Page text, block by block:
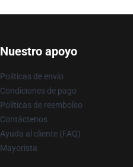
Nuestro apoyo
Políticas de envío
Condiciones de pago
Políticas de reembolso
Contáctenos
Ayuda al cliente (FAQ)
Mayorista